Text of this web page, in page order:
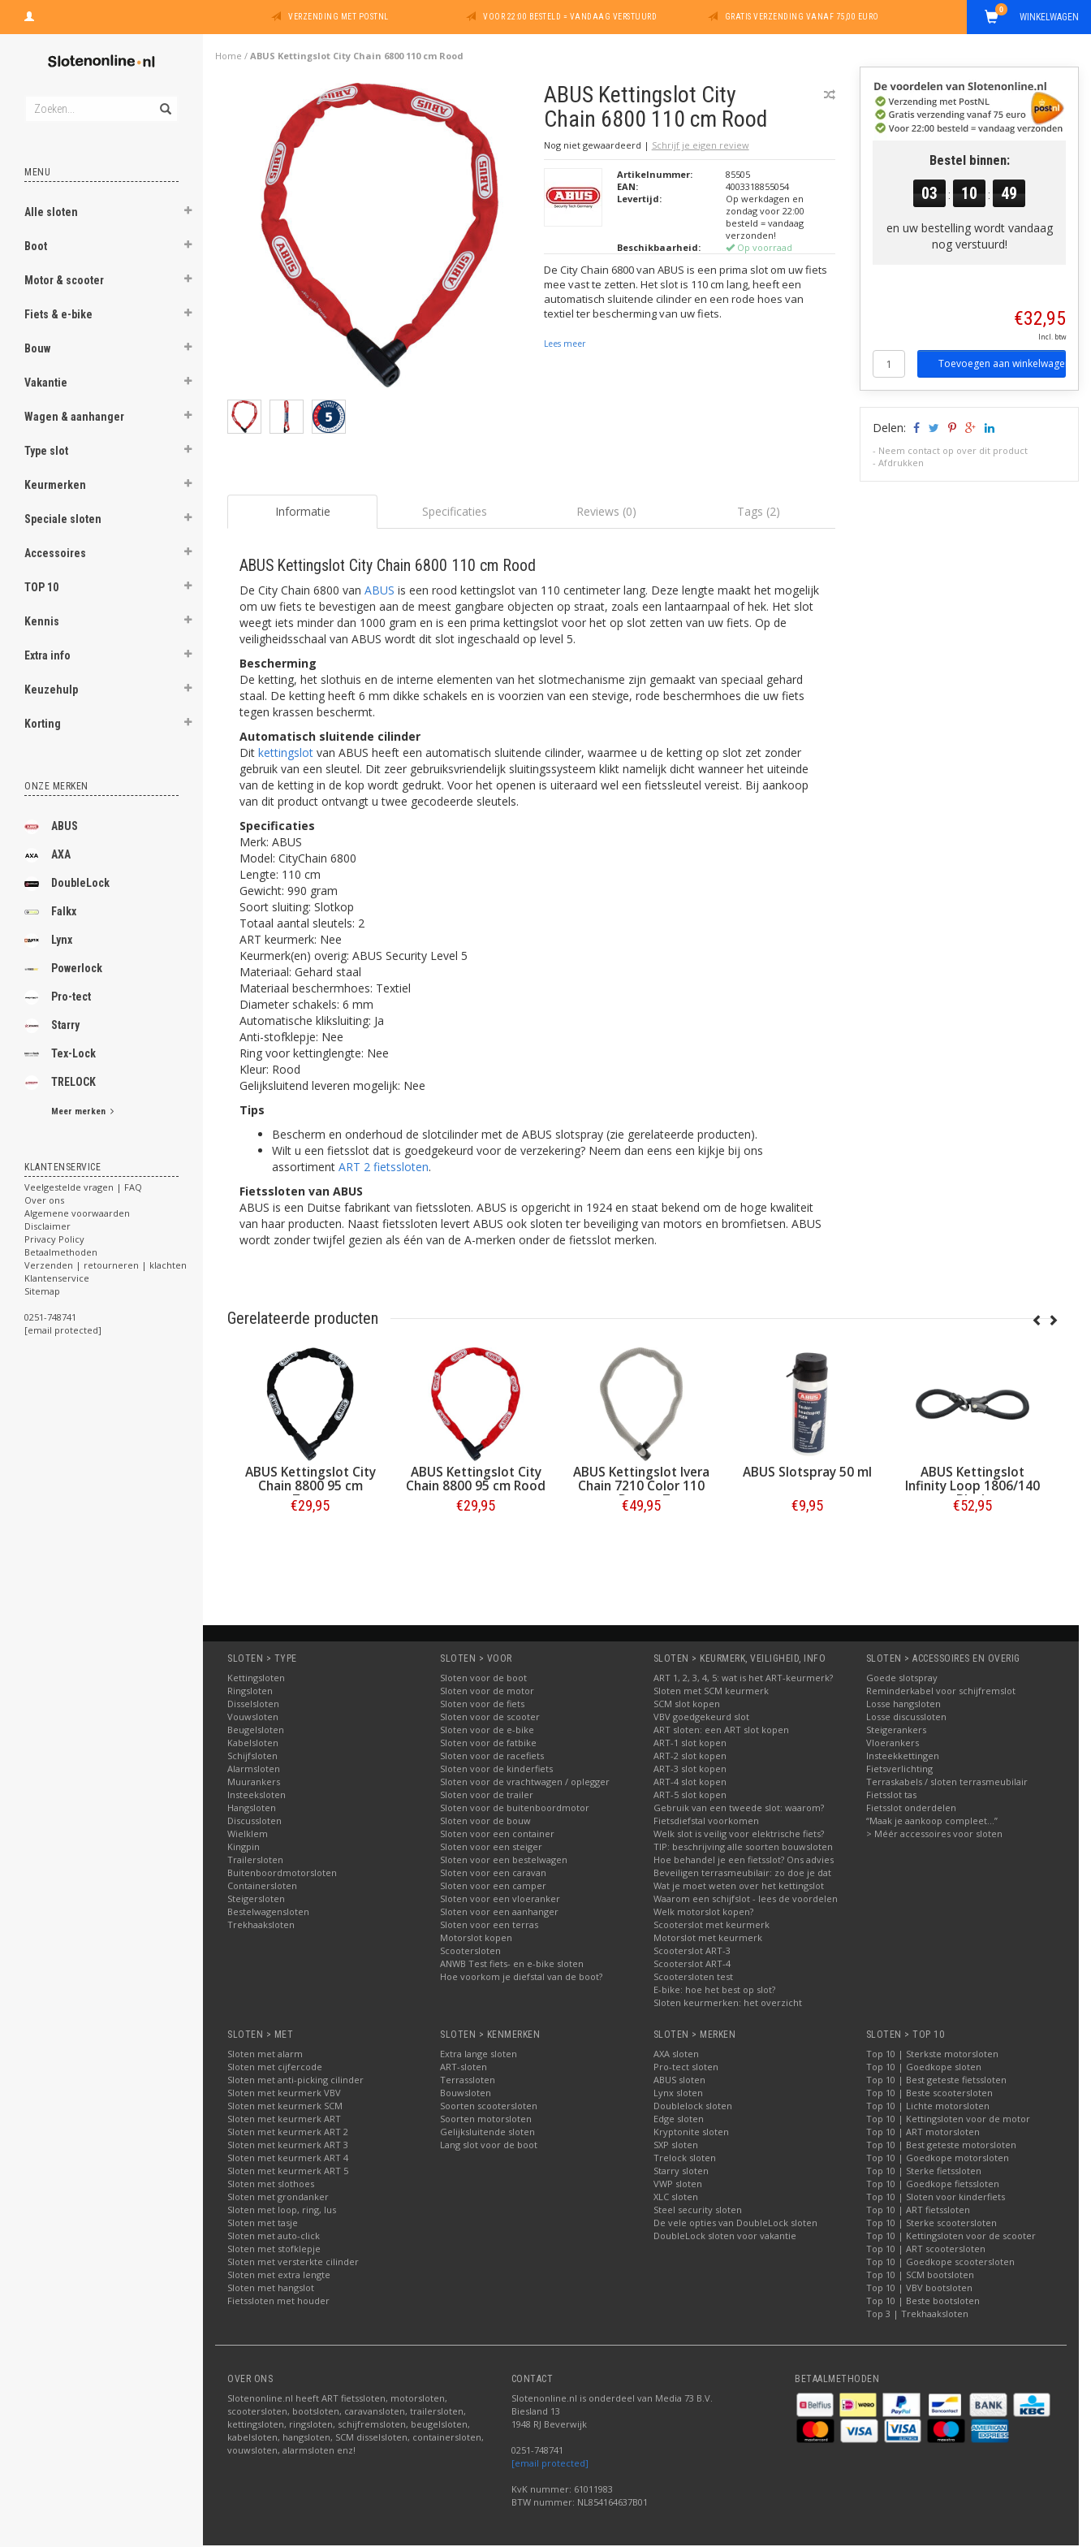
VERZENDING MET POSTNL VOOR 22:00 BESTELD = VANDAAG VERSTUURD GRATIS VERZENDING VANAF 75,00 EURO WINKELWAGEN
0
MENU
Alle sloten
Boot
Motor & scooter
Fiets & e-bike
Bouw
Vakantie
Wagen & aanhanger
Type slot
Keurmerken
Speciale sloten
Accessoires
TOP 10
Kennis
Extra info
Keuzehulp
Korting
ONZE MERKEN
ABUS
AXA
DoubleLock
Falkx
Lynx
Powerlock
Pro-tect
Starry
Tex-Lock
TRELOCK
Meer merken
KLANTENSERVICE
Veelgestelde vragen | FAQ
Over ons
Algemene voorwaarden
Disclaimer
Privacy Policy
Betaalmethoden
Verzenden | retourneren | klachten
Klantenservice
Sitemap
0251-748741
[email protected]
Home / ABUS Kettingslot City Chain 6800 110 cm Rood
ABUS Kettingslot City
Chain 6800 110 cm Rood
Nog niet gewaardeerd | Schrijf je eigen review
Artikelnummer:
85505
EAN:
4003318855054
Levertijd:
Op werkdagen en
zondag voor 22:00
besteld = vandaag
verzonden!
Beschikbaarheid:
Op voorraad
De City Chain 6800 van ABUS is een prima slot om uw fiets
mee vast te zetten. Het slot is 110 cm lang, heeft een
automatisch sluitende cilinder en een rode hoes van
textiel ter bescherming van uw fiets.
Lees meer
Informatie Specificaties Reviews (0) Tags (2)
ABUS Kettingslot City Chain 6800 110 cm Rood
De City Chain 6800 van ABUS is een rood kettingslot van 110 centimeter lang. Deze lengte maakt het mogelijk
om uw fiets te bevestigen aan de meest gangbare objecten op straat, zoals een lantaarnpaal of hek. Het slot
weegt iets minder dan 1000 gram en is een prima kettingslot voor het op slot zetten van uw fiets. Op de
veiligheidsschaal van ABUS wordt dit slot ingeschaald op level 5.
Bescherming
De ketting, het slothuis en de interne elementen van het slotmechanisme zijn gemaakt van speciaal gehard
staal. De ketting heeft 6 mm dikke schakels en is voorzien van een stevige, rode beschermhoes die uw fiets
tegen krassen beschermt.
Automatisch sluitende cilinder
Dit kettingslot van ABUS heeft een automatisch sluitende cilinder, waarmee u de ketting op slot zet zonder
gebruik van een sleutel. Dit zeer gebruiksvriendelijk sluitingssysteem klikt namelijk dicht wanneer het uiteinde
van de ketting in de kop wordt gedrukt. Voor het openen is uiteraard wel een fietssleutel vereist. Bij aankoop
van dit product ontvangt u twee gecodeerde sleutels.
Specificaties
Merk: ABUS
Model: CityChain 6800
Lengte: 110 cm
Gewicht: 990 gram
Soort sluiting: Slotkop
Totaal aantal sleutels: 2
ART keurmerk: Nee
Keurmerk(en) overig: ABUS Security Level 5
Materiaal: Gehard staal
Materiaal beschermhoes: Textiel
Diameter schakels: 6 mm
Automatische kliksluiting: Ja
Anti-stofklepje: Nee
Ring voor kettinglengte: Nee
Kleur: Rood
Gelijksluitend leveren mogelijk: Nee
Tips
Bescherm en onderhoud de slotcilinder met de ABUS slotspray (zie gerelateerde producten).
Wilt u een fietsslot dat is goedgekeurd voor de verzekering? Neem dan eens een kijkje bij ons
assortiment ART 2 fietssloten.
Fietssloten van ABUS
ABUS is een Duitse fabrikant van fietssloten. ABUS is opgericht in 1924 en staat bekend om de hoge kwaliteit
van haar producten. Naast fietssloten levert ABUS ook sloten ter beveiliging van motors en bromfietsen. ABUS
wordt zonder twijfel gezien als één van de A-merken onder de fietsslot merken.
Bestel binnen:
03 : 10 : 48
en uw bestelling wordt vandaag
nog verstuurd!
€32,95
Incl. btw
Toevoegen aan winkelwagen
Delen:
- Neem contact op over dit product
-Afdrukken
Gerelateerde producten
ABUS Kettingslot City
Chain 8800 95 cm
Zwart
€29,95
ABUS Kettingslot City
Chain 8800 95 cm Rood
€29,95
ABUS Kettingslot Ivera
Chain 7210 Color 110
cm Desert Tan
€49,95
ABUS Slotspray 50 ml
€9,95
ABUS Kettingslot
Infinity Loop 1806/140
Black
€52,95
SLOTEN > TYPE
Kettingsloten
Ringsloten
Disselsloten
Vouwsloten
Beugelsloten
Kabelsloten
Schijfsloten
Alarmsloten
Muurankers
Insteeksloten
Hangsloten
Discussloten
Wielklem
Kingpin
Trailersloten
Buitenboordmotorsloten
Containersloten
Steigersloten
Bestelwagensloten
Trekhaaksloten
SLOTEN > VOOR
Sloten voor de boot
Sloten voor de motor
Sloten voor de fiets
Sloten voor de scooter
Sloten voor de e-bike
Sloten voor de fatbike
Sloten voor de racefiets
Sloten voor de kinderfiets
Sloten voor de vrachtwagen / oplegger
Sloten voor de trailer
Sloten voor de buitenboordmotor
Sloten voor de bouw
Sloten voor een container
Sloten voor een steiger
Sloten voor een bestelwagen
Sloten voor een caravan
Sloten voor een camper
Sloten voor een vloeranker
Sloten voor een aanhanger
Sloten voor een terras
Motorslot kopen
Scootersloten
ANWB Test fiets- en e-bike sloten
Hoe voorkom je diefstal van de boot?
SLOTEN > KEURMERK, VEILIGHEID, INFO
ART 1, 2, 3, 4, 5: wat is het ART-keurmerk?
Sloten met SCM keurmerk
SCM slot kopen
VBV goedgekeurd slot
ART sloten: een ART slot kopen
ART-1 slot kopen
ART-2 slot kopen
ART-3 slot kopen
ART-4 slot kopen
ART-5 slot kopen
Gebruik van een tweede slot: waarom?
Fietsdiefstal voorkomen
Welk slot is veilig voor elektrische fiets?
TIP: beschrijving alle soorten bouwsloten
Hoe behandel je een fietsslot? Ons advies
Beveiligen terrasmeubilair: zo doe je dat
Wat je moet weten over het kettingslot
Waarom een schijfslot - lees de voordelen
Welk motorslot kopen?
Scooterslot met keurmerk
Motorslot met keurmerk
Scooterslot ART-3
Scooterslot ART-4
Scootersloten test
E-bike: hoe het best op slot?
Sloten keurmerken: het overzicht
SLOTEN > ACCESSOIRES EN OVERIG
Goede slotspray
Reminderkabel voor schijfremslot
Losse hangsloten
Losse discussloten
Steigerankers
Vloerankers
Insteekkettingen
Fietsverlichting
Terraskabels / sloten terrasmeubilair
Fietsslot tas
Fietsslot onderdelen
“Maak je aankoop compleet…”
> Méér accessoires voor sloten
SLOTEN > MET
Sloten met alarm
Sloten met cijfercode
Sloten met anti-picking cilinder
Sloten met keurmerk VBV
Sloten met keurmerk SCM
Sloten met keurmerk ART
Sloten met keurmerk ART 2
Sloten met keurmerk ART 3
Sloten met keurmerk ART 4
Sloten met keurmerk ART 5
Sloten met slothoes
Sloten met grondanker
Sloten met loop, ring, lus
Sloten met tasje
Sloten met auto-click
Sloten met stofklepje
Sloten met versterkte cilinder
Sloten met extra lengte
Sloten met hangslot
Fietssloten met houder
SLOTEN > KENMERKEN
Extra lange sloten
ART-sloten
Terrassloten
Bouwsloten
Soorten scootersloten
Soorten motorsloten
Gelijksluitende sloten
Lang slot voor de boot
SLOTEN > MERKEN
AXA sloten
Pro-tect sloten
ABUS sloten
Lynx sloten
Doublelock sloten
Edge sloten
Kryptonite sloten
SXP sloten
Trelock sloten
Starry sloten
VWP sloten
XLC sloten
Steel security sloten
De vele opties van DoubleLock sloten
DoubleLock sloten voor vakantie
SLOTEN > TOP 10
Top 10 | Sterkste motorsloten
Top 10 | Goedkope sloten
Top 10 | Best geteste fietssloten
Top 10 | Beste scootersloten
Top 10 | Lichte motorsloten
Top 10 | Kettingsloten voor de motor
Top 10 | ART motorsloten
Top 10 | Best geteste motorsloten
Top 10 | Goedkope motorsloten
Top 10 | Sterke fietssloten
Top 10 | Goedkope fietssloten
Top 10 | Sloten voor kinderfiets
Top 10 | ART fietssloten
Top 10 | Sterke scootersloten
Top 10 | Kettingsloten voor de scooter
Top 10 | ART scootersloten
Top 10 | Goedkope scootersloten
Top 10 | SCM bootsloten
Top 10 | VBV bootsloten
Top 10 | Beste bootsloten
Top 3 | Trekhaaksloten
OVER ONS
Slotenonline.nl heeft ART fietssloten, motorsloten,
scootersloten, bootsloten, caravansloten, trailersloten,
kettingsloten, ringsloten, schijfremsloten, beugelsloten,
kabelsloten, hangsloten, SCM disselsloten, containersloten,
vouwsloten, alarmsloten enz!
CONTACT
Slotenonline.nl is onderdeel van Media 73 B.V.
Biesland 13
1948 RJ Beverwijk
0251-748741
[email protected]
KvK nummer: 61011983
BTW nummer: NL854164637B01
BETAALMETHODEN